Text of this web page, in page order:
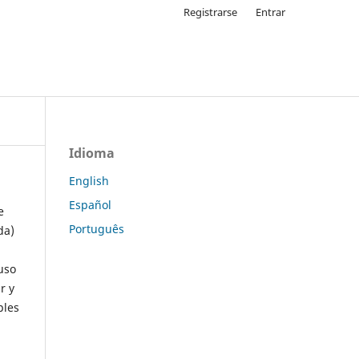
Registrarse Entrar
y
Idioma
English
Español
Português